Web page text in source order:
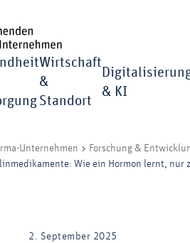
Wirtschaft
&
Standort
& KI
Unternehmen Forschung &
Wie ein Hormon lernt, nur
2. September 2025